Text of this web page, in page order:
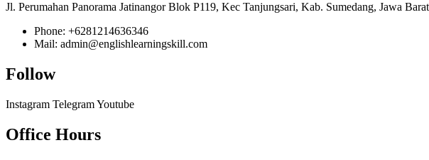
Jl. Perumahan Panorama Jatinangor Blok P119, Kec Tanjungsari, Kab. Sumedang, Jawa
Phone: +6281214636346
Mail: admin@englishlearningskill.com
Follow
Instagram TelegramYoutube
Office Hours